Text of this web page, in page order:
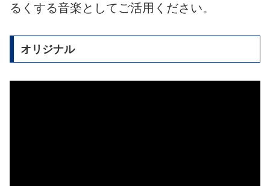
るくする音楽としてご活用ください。
オリジナル